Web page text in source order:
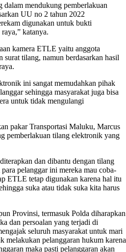
mendukung pemberlakuan
UU no 2 tahun 2022
digunakan untuk bukti
katanya.
kamera ETLE yaitu anggota
surat tilang, namun berdasarkan hasil
ini sangat memudahkan pihak
sehingga masyarakat juga bisa
untuk tidak mengulangi
pakar Transportasi Maluku, Marcus
pemberlakuan tilang elektronik yang
dan dibantu dengan tilang
pelanggar ini mereka mau coba-
ETLE tetap digunakan karena hal itu
suka atau tidak suka kita harus
Provinsi, termasuk Polda diharapkan
dan persoalan yang terjadi di
seluruh masyarakat untuk mari
melakukan pelanggaran hukum karena
maka pasti pelanggaran akan